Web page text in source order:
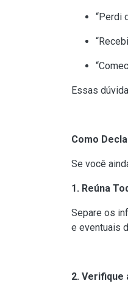
“Perdi
Essas
Como
Se você
1. Reúna
Separe os
e eventuais
2. Verifique